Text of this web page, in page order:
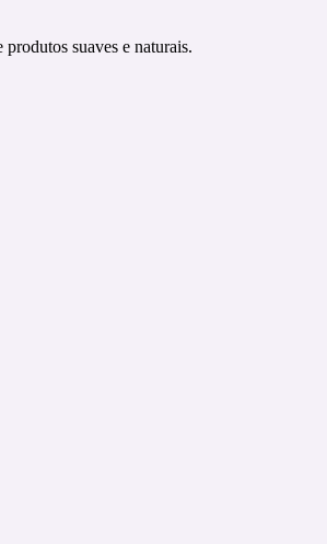
suaves e naturais.